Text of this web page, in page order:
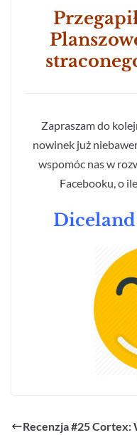
Zapraszam do
nowinek już
wspomóc nas w
Facebooku, o
Diceland
Recenzja #25 Cortex: